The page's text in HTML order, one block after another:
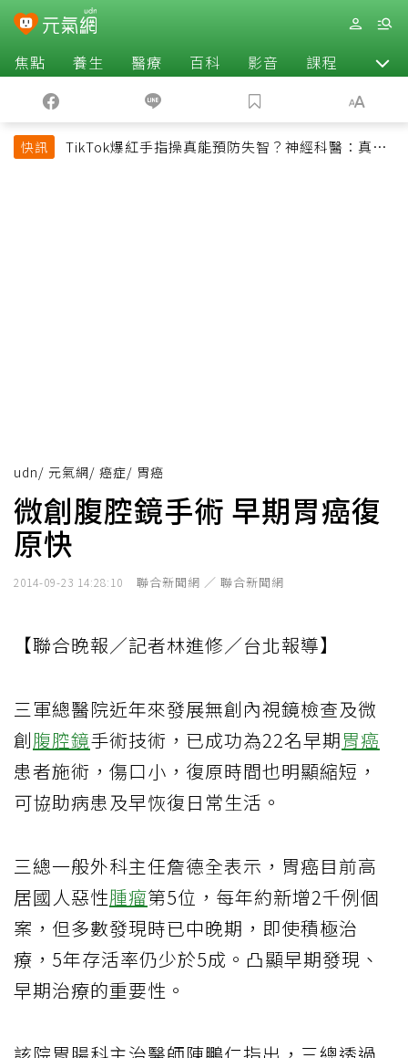
焦點 養生 醫療 百科 影音 課程 退休
快訊
TikTok爆紅手指操真能預防失智？神經科醫：真正
udn/ 元氣網/ 癌症/ 胃癌
微創腹腔鏡手術 早期胃癌復
原快
2014-09-23 14:28:10 聯合新聞網 ／ 聯合新聞網
【聯合晚報／記者林進修／台北報導】
三軍總醫院近年來發展無創內視鏡檢查及微
創腹腔鏡手術技術，已成功為22名早期胃癌
患者施術，傷口小，復原時間也明顯縮短，
可協助病患及早恢復日常生活。
三總一般外科主任詹德全表示，胃癌目前高
居國人惡性腫瘤第5位，每年約新增2千例個
案，但多數發現時已中晚期，即使積極治
療，5年存活率仍少於5成。凸顯早期發現、
早期治療的重要性。